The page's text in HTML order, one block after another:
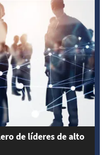
de líderes de alto